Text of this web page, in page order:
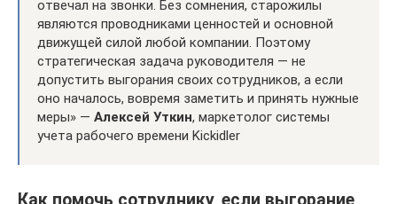
отвечал на звонки. Без сомнения, старожилы
являются проводниками ценностей и основной
движущей силой любой компании. Поэтому
стратегическая задача руководителя — не
допустить выгорания своих сотрудников, а если
оно началось, вовремя заметить и принять нужные
меры» — Алексей Уткин, маркетолог системы
учета рабочего времени Kickidler